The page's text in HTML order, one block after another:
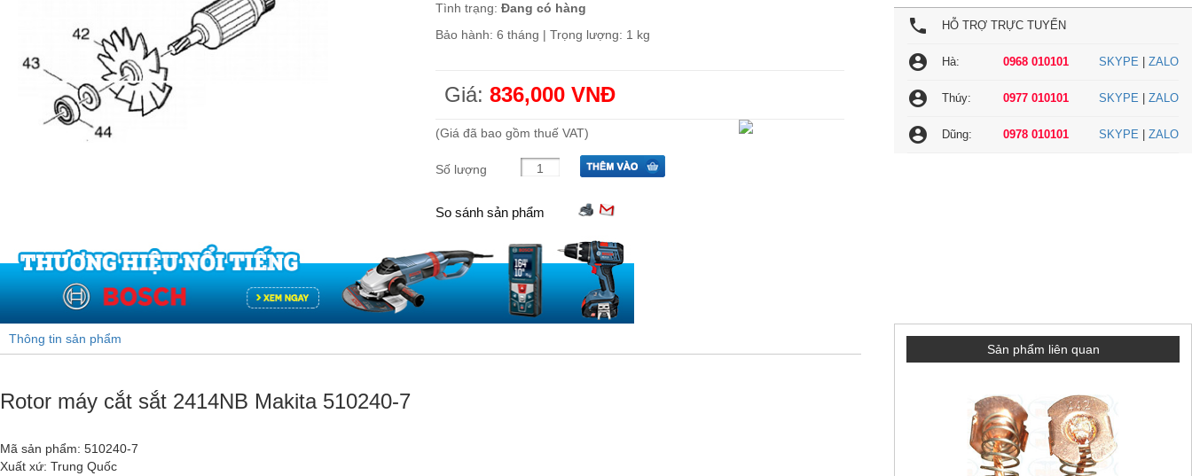
Tình trạng: Đang có hàng
Bảo hành: 6 tháng | Trọng lượng: 1 kg
Giá: 836,000 VNĐ
(Giá đã bao gồm thuế VAT)
Số lượng
So sánh sản phẩm
local_phone HỖ TRỢ TRỰC TUYẾN
account_circle Hà: 0968 010101 SKYPE ZALO
account_circle Thúy: 0977 010101 SKYPE ZALO
account_circle Dũng: 0978 010101 SKYPE ZALO
Thông tin sản phẩm
Rotor máy cắt sắt 2414NB Makita 510240-7
Mã sản phẩm: 510240-7
Xuất xứ: Trung Quốc
Sản phẩm liên quan